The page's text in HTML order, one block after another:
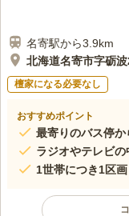
名寄駅から3.9km
北海道名寄市字砺
檀家になる必要なし
おすすめポイント
最寄りのバス停
ラジオやテレビ
1世帯につき1区画